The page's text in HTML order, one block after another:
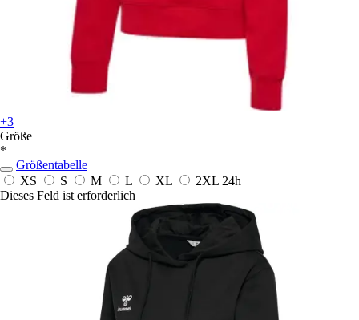
+3
Größe
*
Größentabelle
XS
S M L XL 2XL 24h
Dieses Feld ist erforderlich